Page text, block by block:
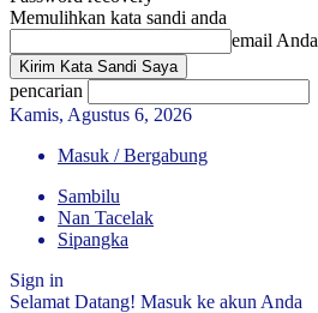
Memulihkan kata sandi anda
email Anda
pencarian
Kamis, Agustus 6, 2026
Masuk / Bergabung
Sambilu
Nan Tacelak
Sipangka
Sign in
Selamat Datang! Masuk ke akun Anda